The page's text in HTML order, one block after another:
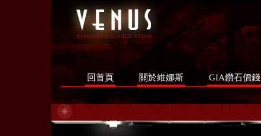
回首頁 關於維娜斯 GIA鑽石價錢